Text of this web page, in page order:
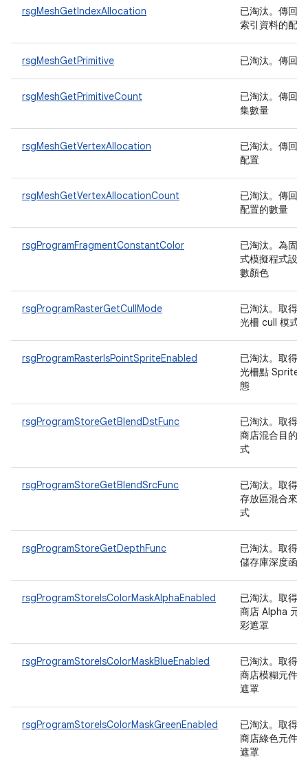
rsgMeshGetIndexAllocation 已淘汰。傳回
索引資料的配置
rsgMeshGetPrimitive 已淘汰。傳回
rsgMeshGetPrimitiveCount 已淘汰。傳回
集數量
rsgMeshGetVertexAllocation 已淘汰。傳回
配置
rsgMeshGetVertexAllocationCount 已淘汰。傳回
配置的數量
rsgProgramFragmentConstantColor 已淘汰。為固
式模擬程式設
數顏色
rsgProgramRasterGetCullMode 已淘汰。取得
光柵 cull 模式
rsgProgramRasterIsPointSpriteEnabled 已淘汰。取得
光柵點 Sprite
態
rsgProgramStoreGetBlendDstFunc 已淘汰。取得
商店混合目的
式
rsgProgramStoreGetBlendSrcFunc 已淘汰。取得
存放區混合來
式
rsgProgramStoreGetDepthFunc 已淘汰。取得
儲存庫深度函式
rsgProgramStoreIsColorMaskAlphaEnabled 已淘汰。取得
商店 Alpha 元
彩遮罩
rsgProgramStoreIsColorMaskBlueEnabled 已淘汰。取得
商店模糊元件
遮罩
rsgProgramStoreIsColorMaskGreenEnabled 已淘汰。取得
商店綠色元件
遮罩